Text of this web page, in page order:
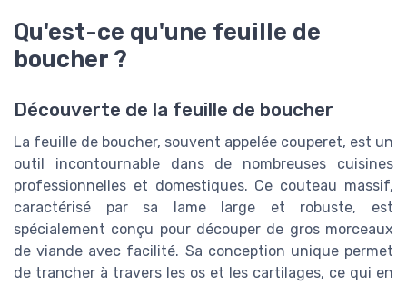
Qu'est-ce qu'une feuille de
boucher ?
Découverte de la feuille de boucher
La feuille de boucher, souvent appelée couperet, est un
outil incontournable dans de nombreuses cuisines
professionnelles et domestiques. Ce couteau massif,
caractérisé par sa lame large et robuste, est
spécialement conçu pour découper de gros morceaux
de viande avec facilité. Sa conception unique permet
de trancher à travers les os et les cartilages, ce qui en